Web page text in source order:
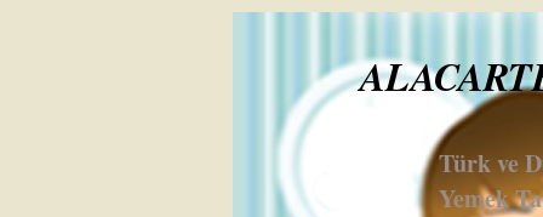
Türk ve
Yemek